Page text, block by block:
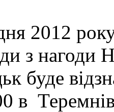
2012
з нагоди
буде
в